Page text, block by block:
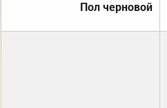
Пол черновой